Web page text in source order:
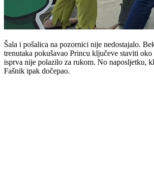
Šala i pošalica na pozornici nije nedostajalo.
trenutaka pokušavao Princu ključeve staviti oko
isprva nije polazilo za rukom. No naposljetku,
Fašnik ipak dočepao.